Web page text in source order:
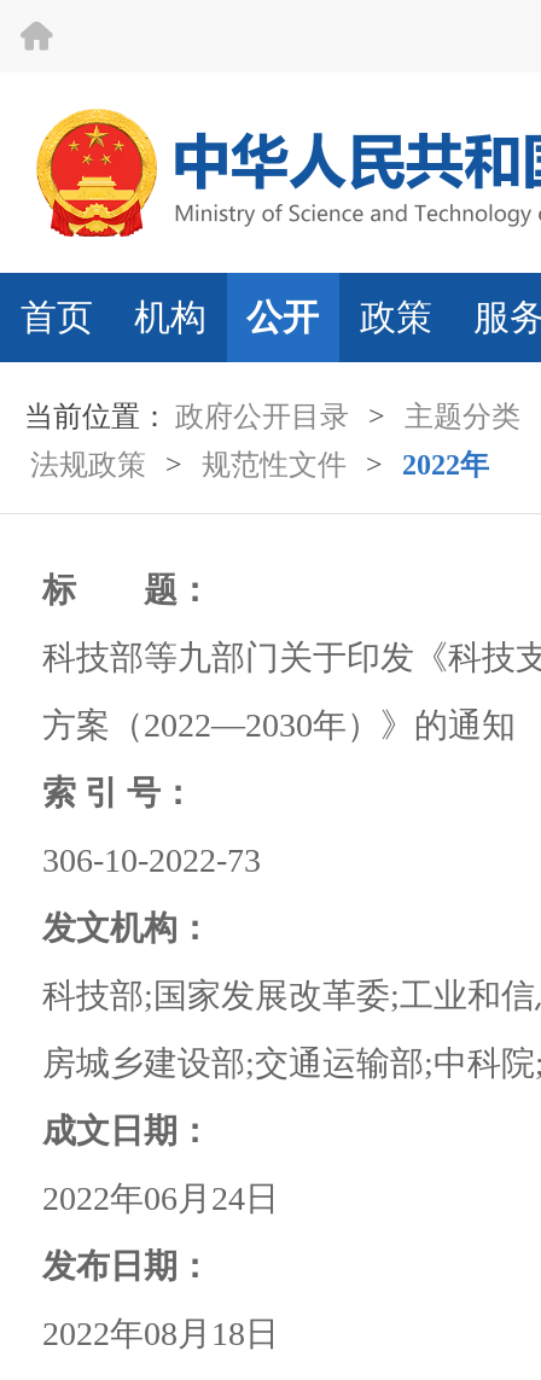
首页 机构 公开 政策 服
当前位置： 政府公开目录 > 主题分类
法规政策
> 规范性文件 > 2022年
标 题：
科技部等九部门关于印发《科技
方案（2022—2030年）》的通知
索 引 号：
306-10-2022-73
发文机构：
科技部;国家发展改革委;工业和
房城乡建设部;交通运输部;中科
成文日期：
2022年06月24日
发布日期：
2022年08月18日